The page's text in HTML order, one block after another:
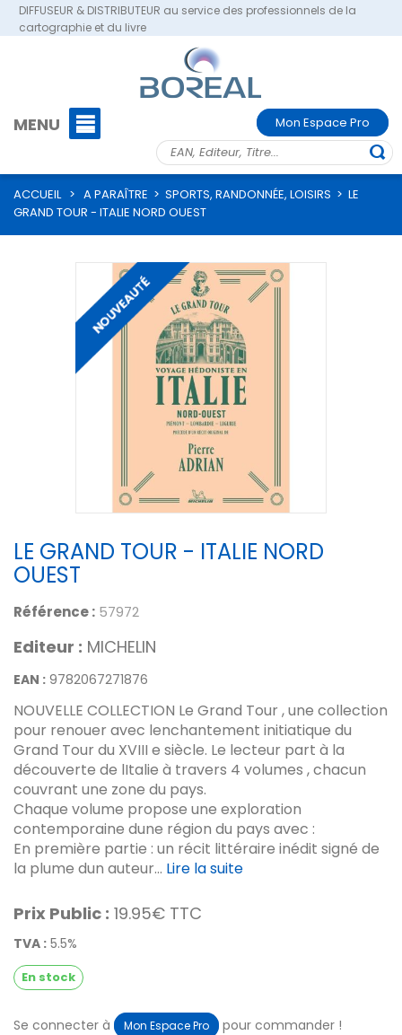
DIFFUSEUR & DISTRIBUTEUR au service des professionnels de la
cartographie et du livre
MENU Mon Espace Pro
ACCUEIL > A PARAÎTRE > SPORTS, RANDONNÉE, LOISIRS > LE
GRAND TOUR - ITALIE NORD OUEST
LE GRAND TOUR - ITALIE NORD
OUEST
Référence : 57972
Editeur : MICHELIN
EAN : 9782067271876
NOUVELLE COLLECTION Le Grand Tour , une collection
pour renouer avec lenchantement initiatique du
Grand Tour du XVIII e siècle. Le lecteur part à la
découverte de lItalie à travers 4 volumes , chacun
couvrant une zone du pays.
Chaque volume propose une exploration
contemporaine dune région du pays avec :
En première partie : un récit littéraire inédit signé de
la plume dun auteur... Lire la suite
Prix Public : 19.95€ TTC
TVA : 5.5%
En stock
Se connecter à Mon Espace Pro pour commander !